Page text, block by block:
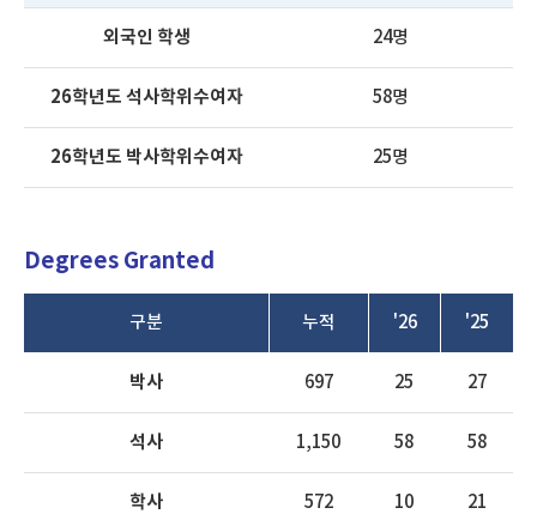
외국인 학생 24명
26학년도 석사학위수여자 58명
26학년도 박사학위수여자 25명
Degrees Granted
구분 누적 '26 '25
박사 697 25 27
석사 1,150 58 58
학사 572 10 21